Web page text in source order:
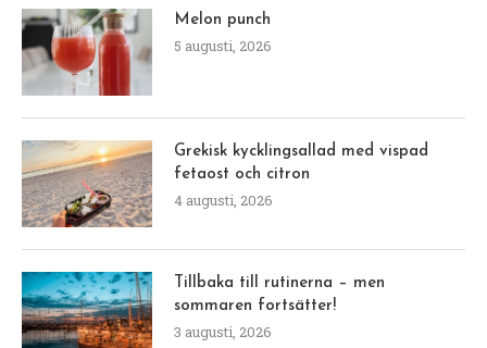
Melon punch
5 augusti, 2026
Grekisk kycklingsallad med vispad
fetaost och citron
4 augusti, 2026
Tillbaka till rutinerna – men
sommaren fortsätter!
3 augusti, 2026